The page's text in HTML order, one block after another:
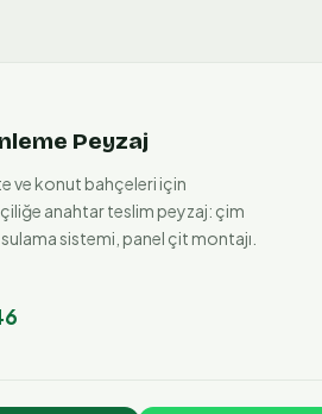
Peyzaj
ve konut bahçeleri için
anahtar teslim peyzaj: çim
sistemi, panel çit montajı.